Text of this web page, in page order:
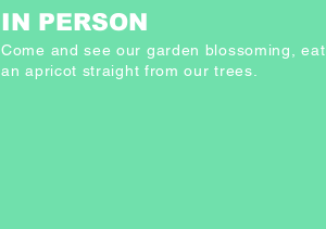
IN PERSON
Come and see our garden blossoming, eat
an apricot straight from our trees.